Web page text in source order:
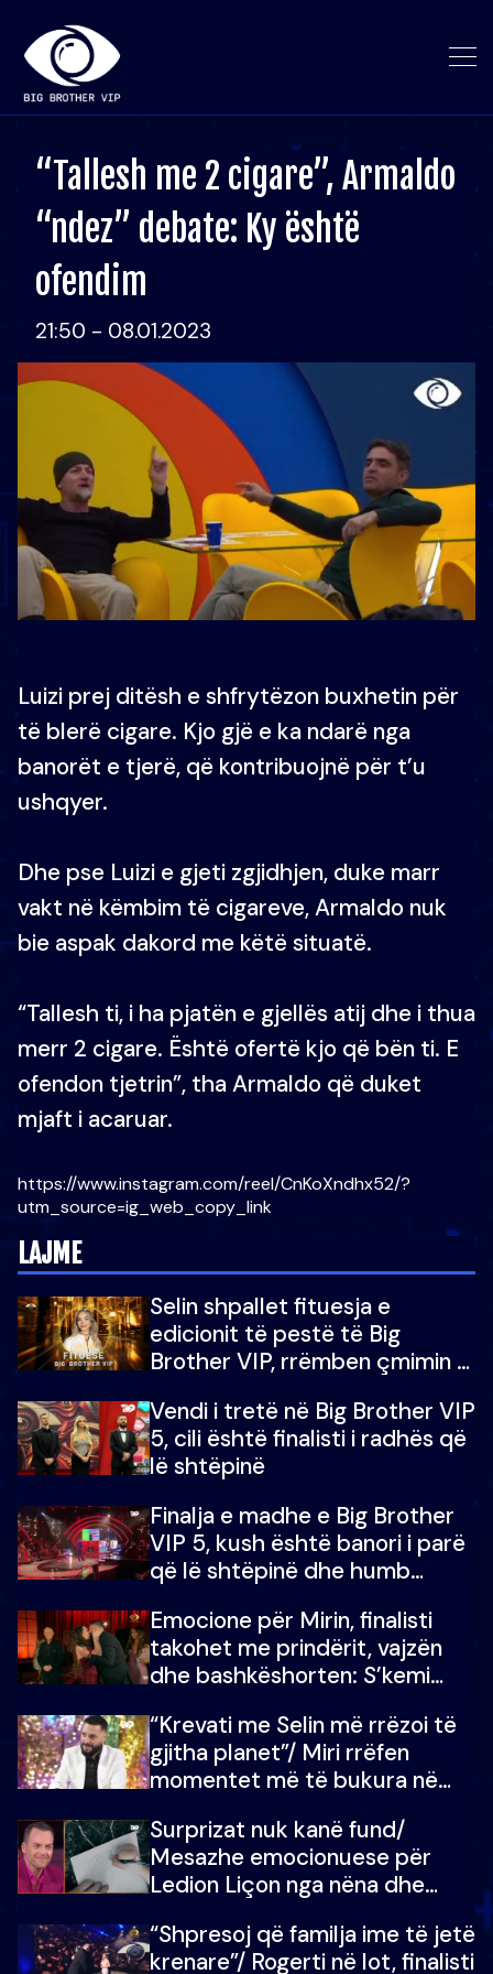
“Tallesh me 2 cigare”, Armaldo
“ndez” debate: Ky është
ofendim
21:50 - 08.01.2023
Luizi prej ditësh e shfrytëzon buxhetin për
të blerë cigare. Kjo gjë e ka ndarë nga
banorët e tjerë, që kontribuojnë për t’u
ushqyer.
Dhe pse Luizi e gjeti zgjidhjen, duke marr
vakt në këmbim të cigareve, Armaldo nuk
bie aspak dakord me këtë situatë.
“Tallesh ti, i ha pjatën e gjellës atij dhe i thua
merr 2 cigare. Është ofertë kjo që bën ti. E
ofendon tjetrin”, tha Armaldo që duket
mjaft i acaruar.
https://www.instagram.com/reel/CnKoXndhx52/?
utm_source=ig_web_copy_link
LAJME
Selin shpallet fituesja e
edicionit të pestë të Big
Brother VIP, rrëmben çmimin e
Vendi i tretë në Big Brother VIP
5, cili është finalisti i radhës që
lë shtëpinë
Finalja e madhe e Big Brother
VIP 5, kush është banori i parë
që lë shtëpinë dhe humb
çmimin e madh
Emocione për Mirin, finalisti
takohet me prindërit, vajzën
dhe bashkëshorten: S’kemi
“Krevati me Selin më rrëzoi të
gjitha planet”/ Miri rrëfen
momentet më të bukura në
mungojë zilja e mëngjesit kur…
Surprizat nuk kanë fund/
Mesazhe emocionuese për
Ledion Liçon nga nëna dhe
mban dot lotët: Nuk meritoj…
“Shpresoj që familja ime të jetë
krenare”/ Rogerti në lot, finalisti